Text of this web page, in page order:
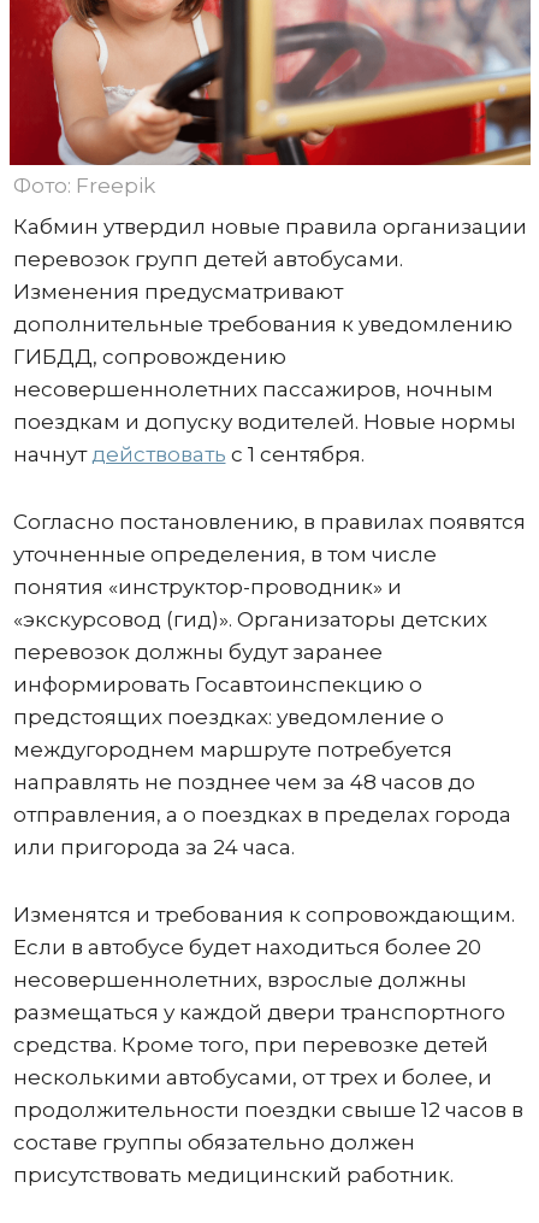
Фото: Freepik
Кабмин утвердил новые правила организации
перевозок групп детей автобусами.
Изменения предусматривают
дополнительные требования к уведомлению
ГИБДД, сопровождению
несовершеннолетних пассажиров, ночным
поездкам и допуску водителей. Новые нормы
начнутдействовать с 1 сентября.
Согласно постановлению, в правилах появятся
уточненные определения, в том числе
понятия «инструктор-проводник» и
«экскурсовод (гид)». Организаторы детских
перевозок должны будут заранее
информировать Госавтоинспекцию о
предстоящих поездках: уведомление о
междугороднем маршруте потребуется
направлять не позднее чем за 48 часов до
отправления, а о поездках в пределах города
или пригорода за 24 часа.
Изменятся и требования к сопровождающим.
Если в автобусе будет находиться более 20
несовершеннолетних, взрослые должны
размещаться у каждой двери транспортного
средства. Кроме того, при перевозке детей
несколькими автобусами, от трех и более, и
продолжительности поездки свыше 12 часов в
составе группы обязательно должен
присутствовать медицинский работник.